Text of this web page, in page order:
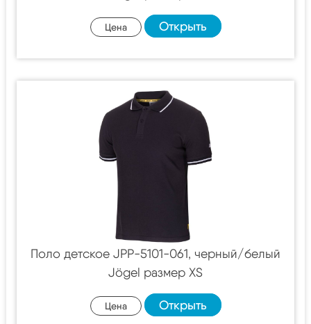
Цена Открыть
Поло детское JPP-5101-061, черный/белый
Jögel размер XS
Цена Открыть